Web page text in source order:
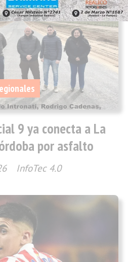
9 ya conecta a La
por asfalto
InfoTec 4.0